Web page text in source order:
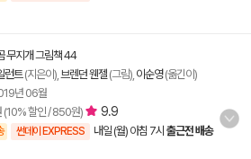
무지개 그림책 44
런트(지은이), 브렌던 웬젤 (그림), 이순영(옮긴이)
년 06월
(10% 할인 / 850원) 9.9
썬데이 EXPRESS 내일 (월) 아침 7시 출근전 배송